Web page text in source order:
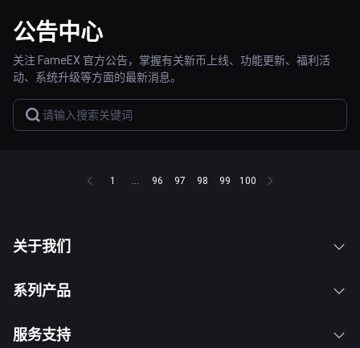
公告中心
关注 FameEX 官方公告，掌握有关新币上线、功能更新、福利活
动、系统升级等方面的最新消息。
1 ... 96 97 98 99 100
关于我们
系列产品
服务支持